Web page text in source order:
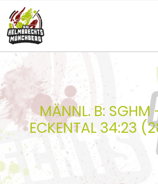
MÄNNL. B: SGHM
ECKENTAL 34:23